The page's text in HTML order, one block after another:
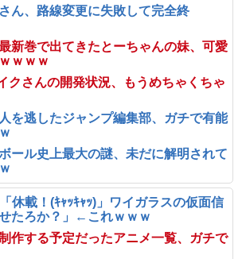
ん、路線変更に失敗して完全終
新巻で出てきたとーちゃんの妹、可愛
ｗｗｗ
クさんの開発状況、もうめちゃくちゃ
を逃したジャンプ編集部、ガチで有能
ール史上最大の謎、未だに解明されて
休載！(ｷｬｯｷｬｯ)」ワイガラスの仮面信
たろか？」←これｗｗｗ
作する予定だったアニメ一覧、ガチで